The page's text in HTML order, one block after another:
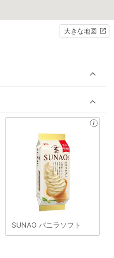
大きな地図
SUNAO バニラソフト